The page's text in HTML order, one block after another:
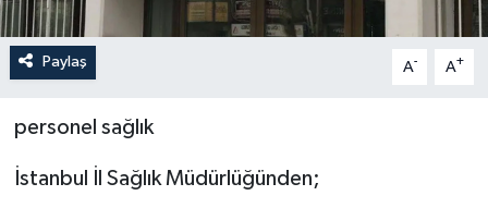
Paylaş A- A+
personel sağlık
İstanbul İl Sağlık Müdürlüğünden;